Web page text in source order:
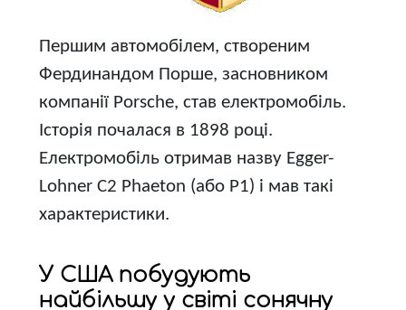
Першим автомобілем, створеним
Фердинандом Порше, засновником
компанії Porsche, став електромобіль.
Історія почалася в 1898 році.
Електромобіль отримав назву Egger-
Lohner C2 Phaeton (або P1) і мав такі
характеристики.
У США побудують
найбільшу у світі сонячну